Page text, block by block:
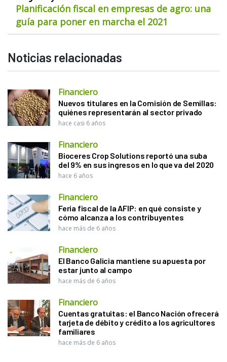
Planificación fiscal en empresas de agro: una
guía para poner en marcha el 2021
Noticias relacionadas
Financiero
Nuevos titulares en la Comisión de Semillas:
quiénes representarán al sector privado
hace casi 6 años
Financiero
Bioceres Crop Solutions reportó una suba
del 9% en sus ingresos en lo que va del 2020
hace 6 años
Financiero
Feria fiscal de la AFIP: en qué consiste y
cómo alcanza a los contribuyentes
hace más de 6 años
Financiero
El Banco Galicia mantiene su apuesta por
estar junto al campo
hace más de 6 años
Financiero
Cuentas gratuitas: el Banco Nación ofrecerá
tarjeta de débito y crédito a los agricultores
familiares
hace más de 6 años